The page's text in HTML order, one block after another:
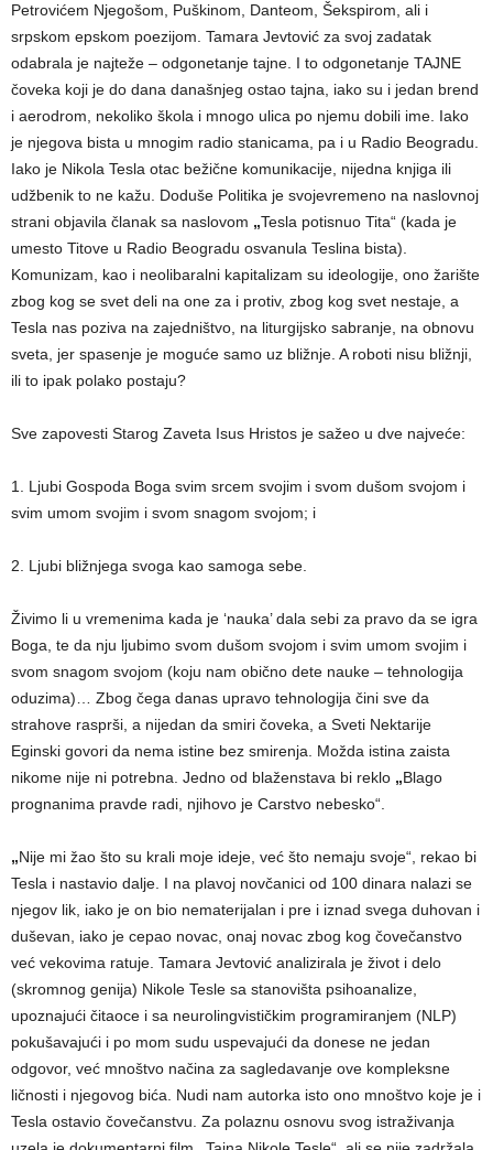
Petrovićem Njegošom, Puškinom, Danteom, Šekspirom, ali i
srpskom epskom poezijom. Tamara Jevtović za svoj zadatak
odabrala je najteže – odgonetanje tajne. I to odgonetanje TAJNE
čoveka koji je do dana današnjeg ostao tajna, iako su i jedan brend
i aerodrom, nekoliko škola i mnogo ulica po njemu dobili ime. Iako
je njegova bista u mnogim radio stanicama, pa i u Radio Beogradu.
Iako je Nikola Tesla otac bežične komunikacije, nijedna knjiga ili
udžbenik to ne kažu. Doduše Politika je svojevremeno na naslovnoj
strani objavila članak sa naslovom „Tesla potisnuo Tita“ (kada je
umesto Titove u Radio Beogradu osvanula Teslina bista).
Komunizam, kao i neolibaralni kapitalizam su ideologije, ono žarište
zbog kog se svet deli na one za i protiv, zbog kog svet nestaje, a
Tesla nas poziva na zajedništvo, na liturgijsko sabranje, na obnovu
sveta, jer spasenje je moguće samo uz bližnje. A roboti nisu bližnji,
ili to ipak polako postaju?
Sve zapovesti Starog Zaveta Isus Hristos je sažeo u dve najveće:
1. Ljubi Gospoda Boga svim srcem svojim i svom dušom svojom i
svim umom svojim i svom snagom svojom; i
2. Ljubi bližnjega svoga kao samoga sebe.
Živimo li u vremenima kada je ‘nauka’ dala sebi za pravo da se igra
Boga, te da nju ljubimo svom dušom svojom i svim umom svojim i
svom snagom svojom (koju nam obično dete nauke – tehnologija
oduzima)… Zbog čega danas upravo tehnologija čini sve da
strahove rasprši, a nijedan da smiri čoveka, a Sveti Nektarije
Eginski govori da nema istine bez smirenja. Možda istina zaista
nikome nije ni potrebna. Jedno od blaženstava bi reklo „Blago
prognanima pravde radi, njihovo je Carstvo nebesko“.
„Nije mi žao što su krali moje ideje, već što nemaju svoje“, rekao bi
Tesla i nastavio dalje. I na plavoj novčanici od 100 dinara nalazi se
njegov lik, iako je on bio nematerijalan i pre i iznad svega duhovan i
duševan, iako je cepao novac, onaj novac zbog kog čovečanstvo
već vekovima ratuje. Tamara Jevtović analizirala je život i delo
(skromnog genija) Nikole Tesle sa stanovišta psihoanalize,
upoznajući čitaoce i sa neurolingvističkim programiranjem (NLP)
pokušavajući i po mom sudu uspevajući da donese ne jedan
odgovor, već mnoštvo načina za sagledavanje ove kompleksne
ličnosti i njegovog bića. Nudi nam autorka isto ono mnoštvo koje je i
Tesla ostavio čovečanstvu. Za polaznu osnovu svog istraživanja